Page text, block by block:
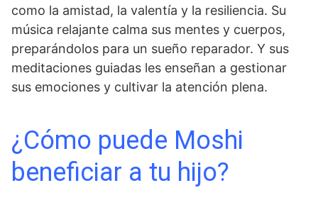
como la amistad, la valentía y la resiliencia. Su
música relajante calma sus mentes y cuerpos,
preparándolos para un sueño reparador. Y sus
meditaciones guiadas les enseñan a gestionar
sus emociones y cultivar la atención plena.
¿Cómo puede Moshi
beneficiar a tu hijo?